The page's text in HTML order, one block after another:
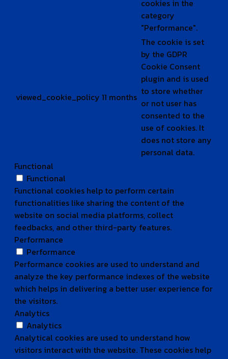
cookies in the
category
"Performance".
viewed_cookie_policy 11 months
The cookie is set
by the GDPR
Cookie Consent
plugin and is used
to store whether
or not user has
consented to the
use of cookies. It
does not store any
personal data.
Functional
Functional
Functional cookies help to perform certain
functionalities like sharing the content of the
website on social media platforms, collect
feedbacks, and other third-party features.
Performance
Performance
Performance cookies are used to understand and
analyze the key performance indexes of the website
which helps in delivering a better user experience for
the visitors.
Analytics
Analytics
Analytical cookies are used to understand how
visitors interact with the website. These cookies help